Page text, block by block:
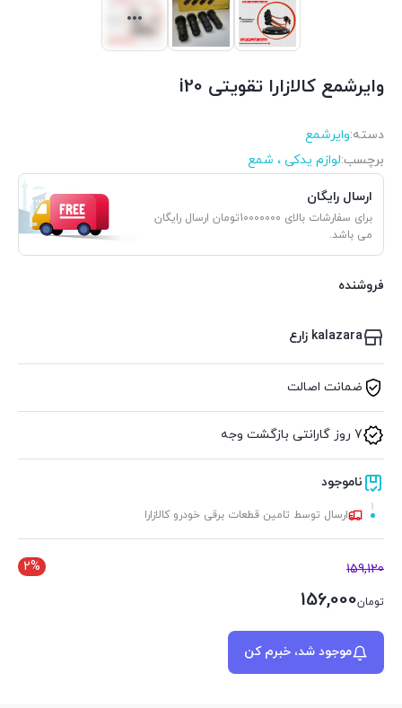
وایرشمع کالازارا تقویتی i20
دسته:وایرشمع
برچسب:لوازم یدکی ، شمع
ارسال رایگان
برای سفارشات بالای 10000000تومان ارسال رایگان
می باشد.
فروشنده
kalazara زارع
ضمانت اصالت
7 روز گارانتی بازگشت وجه
ناموجود
ارسال توسط تامین قطعات برقی خودرو کالازارا
2% 159,120
تومان156,000
موجود شد، خبرم کن